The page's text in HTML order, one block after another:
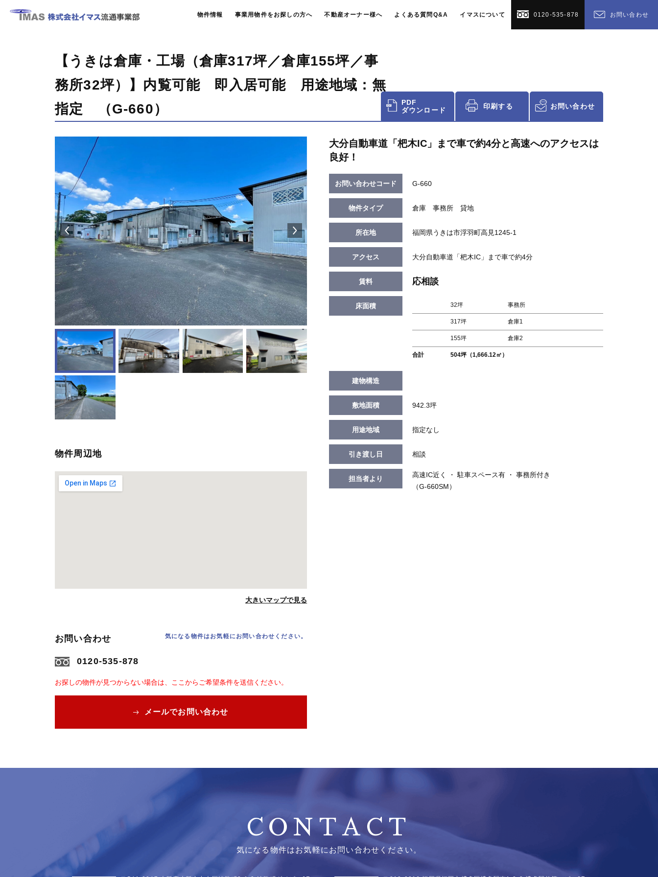
物件情報 事業用物件をお探しの方へ 不動産オーナー様へ よくある質問Q&A イマスについて 0120-535-878 お問い合わせ
【うきは倉庫・工場（倉庫317坪／倉庫155坪／事
務所32坪）】内覧可能 即入居可能 用途地域：無
指定 （G-660）
PDF
ダウンロード
印刷する お問い合わせ
物件周辺地
大きいマップで見る
お問い合わせ 気になる物件はお気軽にお問い合わせください。
0120-535-878
お探しの物件が見つからない場合は、ここからご希望条件を送信ください。
メールでお問い合わせ
大分自動車道「杷木IC」まで車で約4分と高速へのアクセスは
良好！
お問い合わせコード G-660
物件タイプ 倉庫 事務所 貸地
所在地 福岡県うきは市浮羽町高見1245-1
アクセス 大分自動車道「杷木IC」まで車で約4分
賃料 応相談
床面積 32坪 事務所
317坪 倉庫1
155坪 倉庫2
合計 504坪（1,666.12㎡）
建物構造
敷地面積 942.3坪
用途地域 指定なし
引き渡し日 相談
担当者より
高速IC近く ・ 駐車スペース有 ・ 事務所付き
（G-660SM）
CONTACT
気になる物件はお気軽にお問い合わせください。